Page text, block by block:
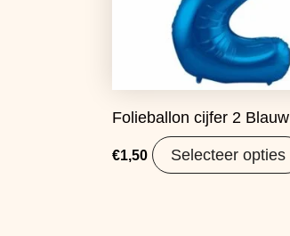
Folieballon cijfer 2 Blauw
€1,50 Selecteer opties